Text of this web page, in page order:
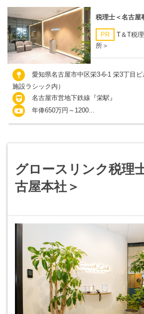
税理士＜名古屋
PR
T＆T税
所＞
愛知県名古屋市中区栄3-6-1 栄3丁目
施設ラシック内）
名古屋市営地下鉄線『栄駅』
年俸650万円～1200...
グロースリンク税理
古屋本社＞